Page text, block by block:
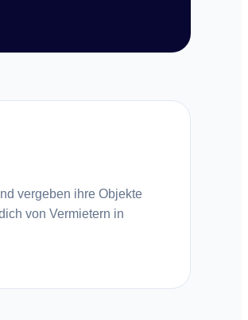
vergeben ihre Objekte
von Vermietern in